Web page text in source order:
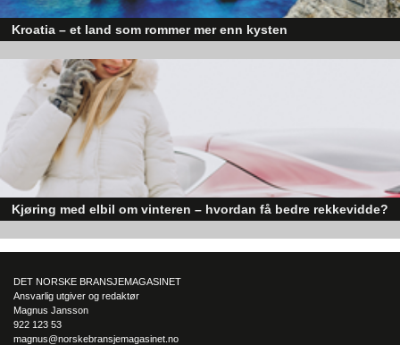
Kroatia – et land som rommer mer enn kysten
sider enn det førsteinntrykket mange sitter igjen med.
Kjøring med elbil om vinteren – hvordan få bedre rekkevidde?
DET NORSKE BRANSJEMAGASINET
Ansvarlig utgiver og redaktør
Magnus Jansson
922 123 53
magnus@norskebransjemagasinet.no